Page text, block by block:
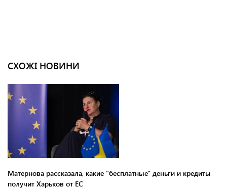
СХОЖІ НОВИНИ
Матернова рассказала, какие "бесплатные" деньги и кредиты
получит Харьков от ЕС